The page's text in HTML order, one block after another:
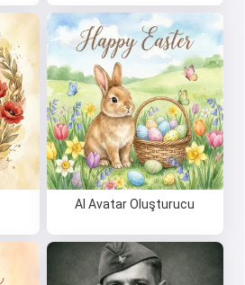
AI Avatar Oluşturucu